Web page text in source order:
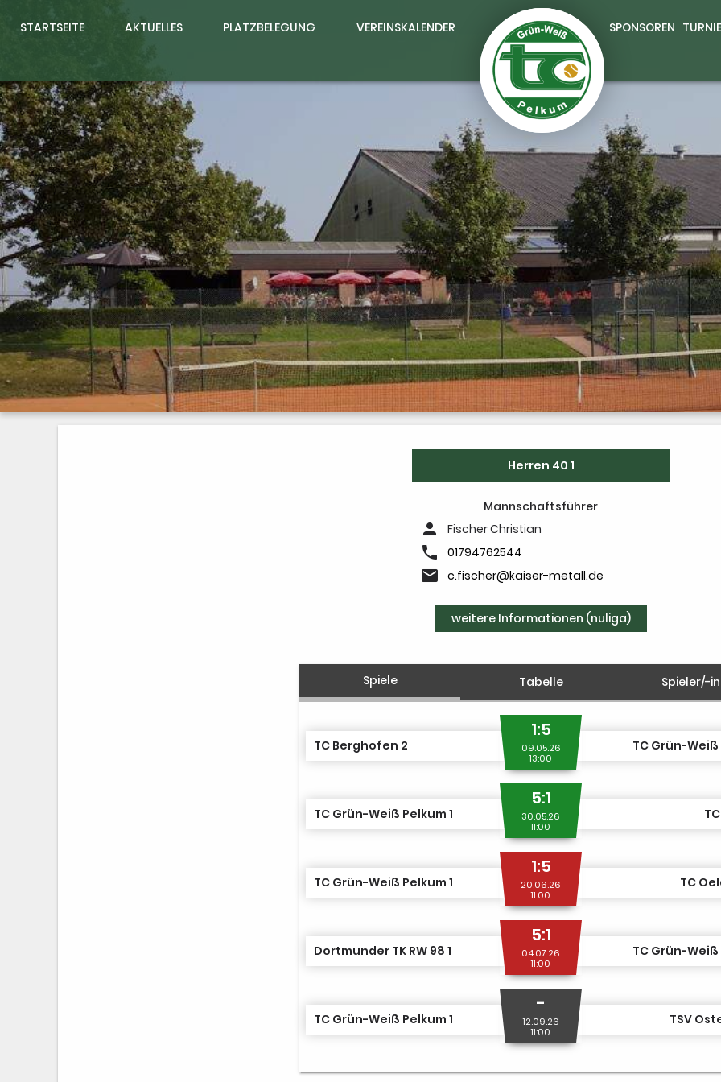
STARTSEITE AKTUELLES PLATZBELEGUNG VEREINSKALENDER SPONSOREN
Herren 40 1
Mannschaftsführer
person Fischer Christian
phone 01794762544
email c.fischer@kaiser-metall.de
weitere Informationen (nuliga)
Spiele Tabelle Spieler/-
TC Berghofen 2
1:5
09.05.26
13:00
TC Grün-Weiß
TC Grün-Weiß Pelkum 1
5:1
30.05.26
11:00
TC Grün-Weiß Pelkum 1
1:5
20.06.26
11:00
TC
Dortmunder TK RW 98 1
5:1
04.07.26
11:00
TC Grün-Weiß
TC Grün-Weiß Pelkum 1
-
12.09.26
11:00
TSV